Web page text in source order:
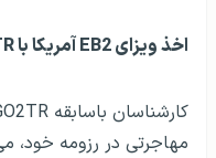
اخذ ویزای EB2 آمریکا با GO2TR
مهاجرتی در رزومه خود،